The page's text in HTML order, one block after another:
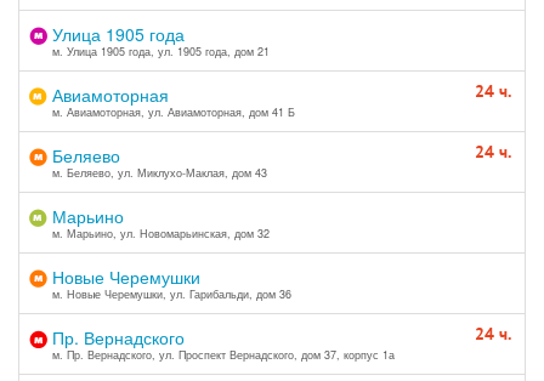
Улица 1905 года
м. Улица 1905 года, ул. 1905 года, дом 21
Авиамоторная
м. Авиамоторная, ул. Авиамоторная, дом 41 Б
24 ч.
Беляево
м. Беляево, ул. Миклухо-Маклая, дом 43
24 ч.
Марьино
м. Марьино, ул. Новомарьинская, дом 32
Новые Черемушки
м. Новые Черемушки, ул. Гарибальди, дом 36
Пр. Вернадского
м. Пр. Вернадского, ул. Проспект Вернадского, дом 37, корпус 1а
24 ч.